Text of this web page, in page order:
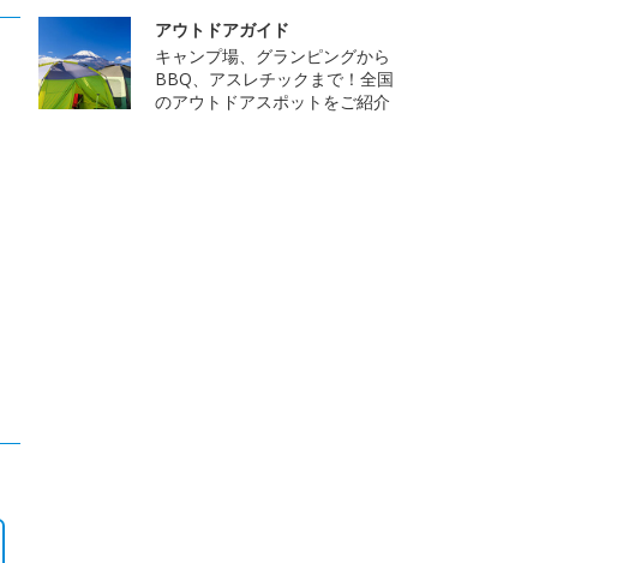
アウトドアガイド
キャンプ場、グランピングから
BBQ、アスレチックまで！全国
のアウトドアスポットをご紹介